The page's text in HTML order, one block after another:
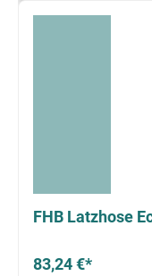
FHB Latzhose
83,24 €*